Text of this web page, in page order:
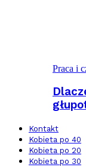
Praca i
Kontakt
Kobieta po 40
Kobieta po 20
Kobieta po 30